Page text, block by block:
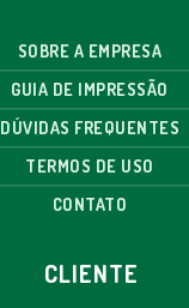
SOBRE A EMPRESA
GUIA DE IMPRESSÃO
DÚVIDAS FREQUENTES
TERMOS DE USO
CONTATO
CLIENTE